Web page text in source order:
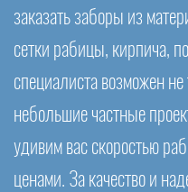
заказать заборы из
сетки рабицы, кирпича,
специалиста возможен
небольшие частные
удивим вас скоростью
ценами. За качество и